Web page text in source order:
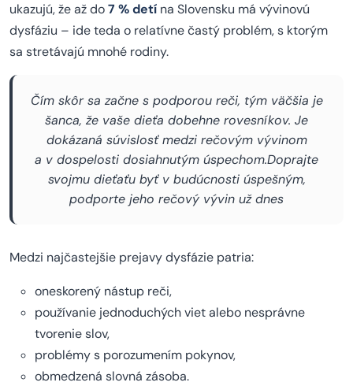
ukazujú, že až do7 % detí na Slovensku má vývinovú
dysfáziu – ide teda o relatívne častý problém, s ktorým
sa stretávajú mnohé rodiny.
Čím skôr sa začne s podporou reči, tým väčšia je
šanca, že vaše dieťa dobehne rovesníkov. Je
dokázaná súvislosť medzi rečovým vývinom
a v dospelosti dosiahnutým úspechom.Doprajte
svojmu dieťaťu byť v budúcnosti úspešným,
podporte jeho rečový vývin už dnes
Medzi najčastejšie prejavy dysfázie patria:
oneskorený nástup reči,
používanie jednoduchých viet alebo nesprávne
tvorenie slov,
problémy s porozumením pokynov,
obmedzená slovná zásoba.